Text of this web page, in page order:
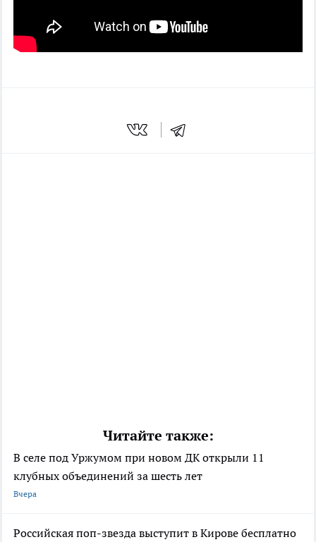
Читайте также:
В селе под Уржумом при новом ДК открыли 11
клубных объединений за шесть лет
Вчера
Российская поп-звезда выступит в Кирове бесплатно